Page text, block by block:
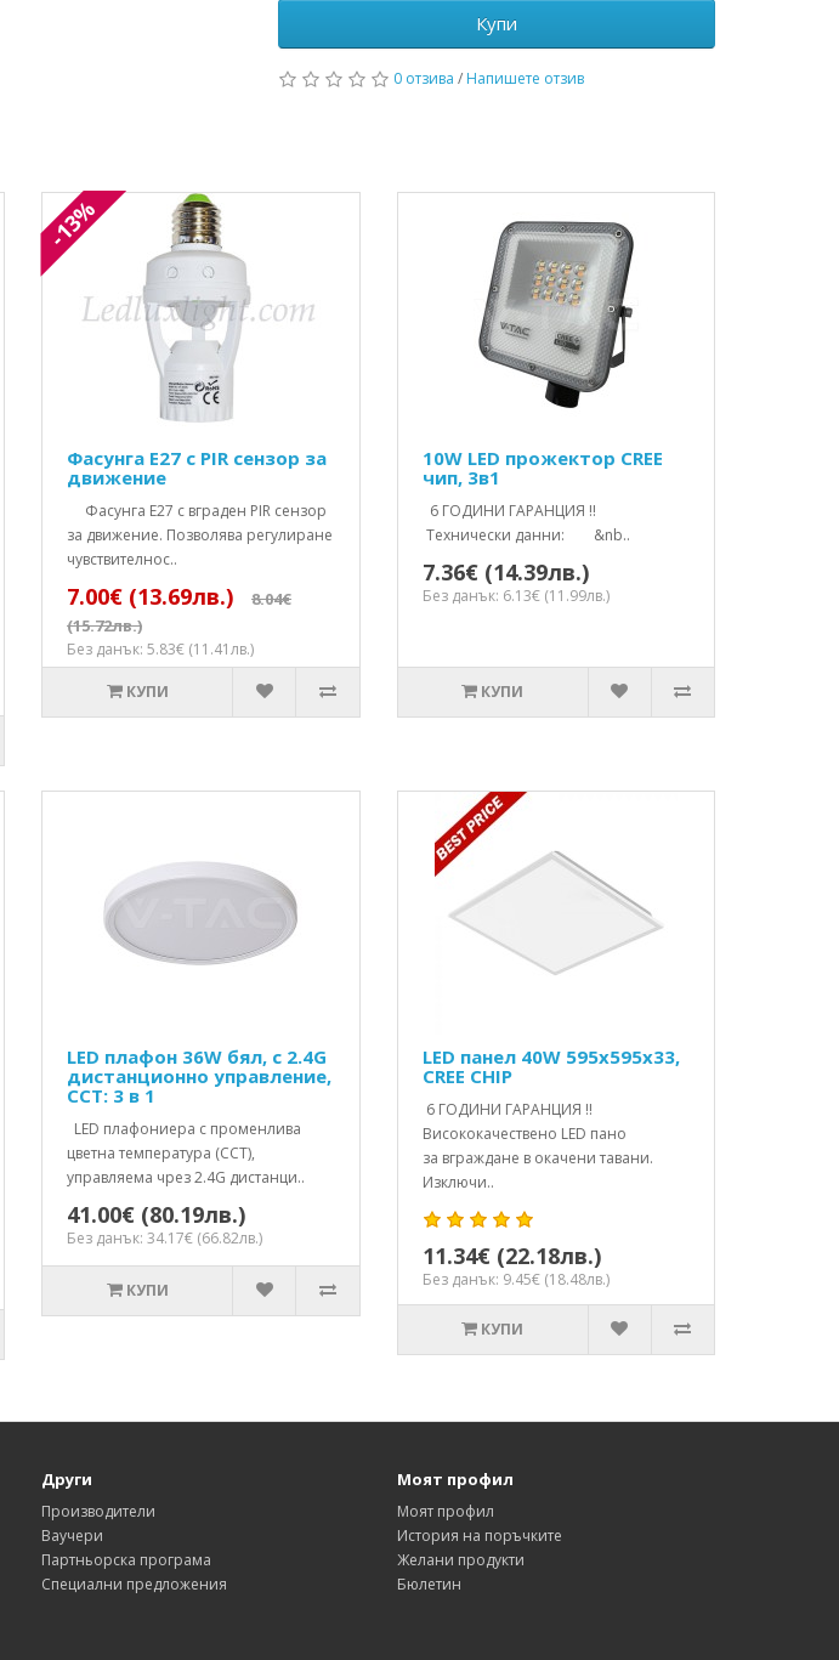
Купи
0 отзива / Напишете отзив
-13%
Фасунга Е27 с PIR сензор за
движение
Фасунга E27 с вграден PIR сензор
за движение. Позволява регулиране
чувствителнос..
7.00€ (13.69лв.)
8.04€
(15.72лв.)
Без данък: 5.83€ (11.41лв.)
КУПИ
10W LED прожектор CREE
чип, 3в1
6 ГОДИНИ ГАРАНЦИЯ !!
Технически данни: &nb..
7.36€ (14.39лв.)
Без данък: 6.13€ (11.99лв.)
КУПИ
LED плафон 36W бял, с 2.4G
дистанционно управление,
CCT: 3 в 1
LED плафониера с променлива
цветна температура (CCT),
управляема чрез 2.4G дистанци..
41.00€ (80.19лв.)
Без данък: 34.17€ (66.82лв.)
КУПИ
LED панел 40W 595x595x33,
CREE CHIP
6 ГОДИНИ ГАРАНЦИЯ !!
Висококачествено LED пано
за вграждане в окачени тавани.
Изключи..
11.34€ (22.18лв.)
Без данък: 9.45€ (18.48лв.)
КУПИ
Други
Производители
Ваучери
Партньорска програма
Специални предложения
Моят профил
Моят профил
История на поръчките
Желани продукти
Бюлетин